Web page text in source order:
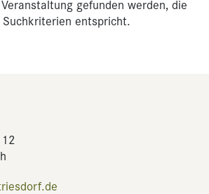
gefunden werden, die
Suchkriterien entspricht.